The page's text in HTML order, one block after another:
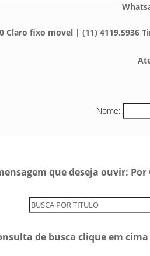
Claro fixo movel | (11) 4119.5936
Nome:
que deseja ouvir:
de busca clique em